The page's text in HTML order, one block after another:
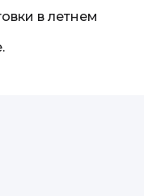
в летнем